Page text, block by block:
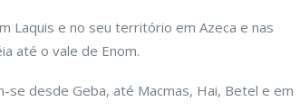
Laquis e no seu território em Azeca e nas
até o vale de Enom.
desde Geba, até Macmas, Hai, Betel e em